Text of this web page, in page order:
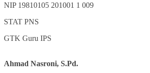
NIP 19810105 201001 1 009
STAT PNS
GTK Guru IPS
Ahmad Nasroni, S.Pd.